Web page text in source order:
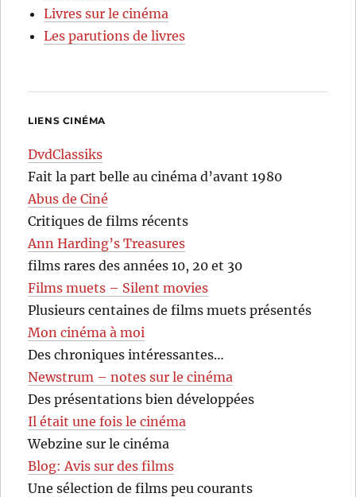
Livres sur le cinéma
Les parutions de livres
LIENS CINÉMA
DvdClassiks
Fait la part belle au cinéma d’avant 1980
Abus de Ciné
Critiques de films récents
Ann Harding’s Treasures
films rares des années 10, 20 et 30
Films muets – Silent movies
Plusieurs centaines de films muets présentés
Mon cinéma à moi
Des chroniques intéressantes…
Newstrum – notes sur le cinéma
Des présentations bien développées
Il était une fois le cinéma
Webzine sur le cinéma
Blog: Avis sur des films
Une sélection de films peu courants